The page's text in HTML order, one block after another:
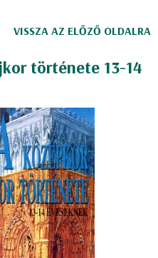
VISSZA AZ ELŐZŐ OLDALRA
története 13-14